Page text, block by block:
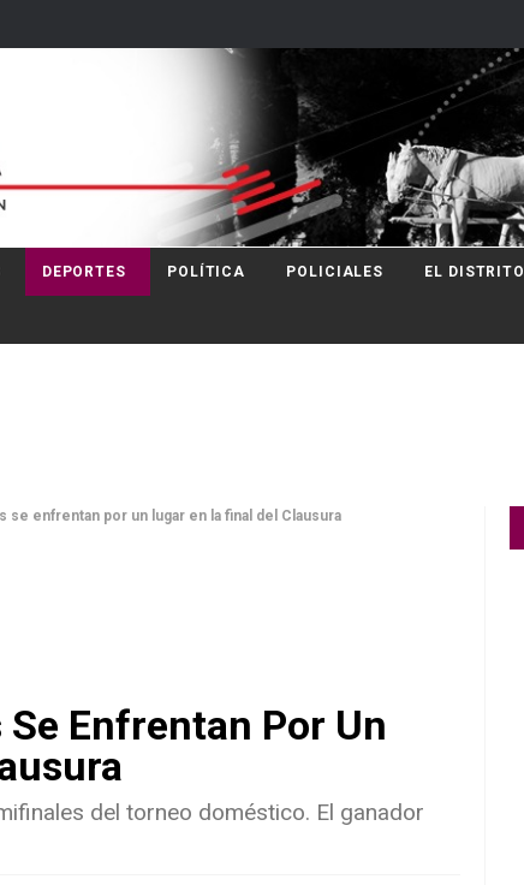
DEPORTES POLÍTICA POLICIALES EL DISTRITO
se enfrentan por un lugar en la final del Clausura
Enfrentan Por Un
del torneo doméstico. El ganador